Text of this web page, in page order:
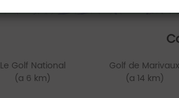
Le Golf National
(a 6 km)
Golf de Marivaux
(a 14 km)